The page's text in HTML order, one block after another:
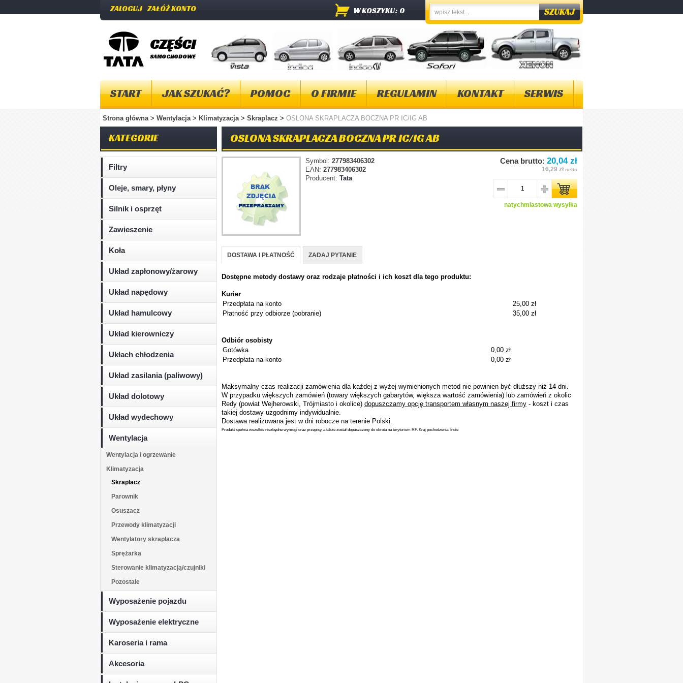
ZALOGUJ ZAŁÓŻ KONTO W KOSZYKU: 0
CZĘŚCI
SAMOCHODOWE
START JAK SZUKAĆ? POMOC O FIRMIE REGULAMIN KONTAKT SERWIS
Strona główna> Wentylacja > Klimatyzacja > Skraplacz > OSLONA SKRAPLACZA BOCZNA PR IC/IG AB
KATEGORIE
Filtry
Oleje, smary, płyny
Silnik i osprzęt
Zawieszenie
Koła
Układ zapłonowy/żarowy
Układ napędowy
Układ hamulcowy
Układ kierowniczy
Ukłach chłodzenia
Układ zasilania (paliwowy)
Układ dolotowy
Układ wydechowy
Wentylacja
Wentylacja i ogrzewanie
Klimatyzacja
Skraplacz
Parownik
Osuszacz
Przewody klimatyzacji
Wentylatory skraplacza
Sprężarka
Sterowanie klimatyzacją/czujniki
Pozostałe
Wyposażenie pojazdu
Wyposażenie elektryczne
Karoseria i rama
Akcesoria
OSLONA SKRAPLACZA BOCZNA PR IC/IG AB
Symbol: 277983406302
EAN: 277983406302
Producent: Tata
Cena brutto: 20,04 zł
16,29 zł netto
natychmiastowa wysyłka
DOSTAWA I PŁATNOŚĆ ZADAJ PYTANIE
Dostępne metody dostawy oraz rodzaje płatności i ich koszt dla tego produktu:
Kurier
Przedpłata na konto
25,00 zł
Płatność przy odbiorze (pobranie)
35,00 zł
Odbiór osobisty
Gotówka
0,00 zł
Przedpłata na konto
0,00 zł
Maksymalny czas realizacji zamówienia dla każdej z wyżej wymienionych metod nie powinien być dłuższy niż 14 dni.
W przypadku większych zamówień (towary większych gabarytów, większa wartość zamówienia) lub zamówień z okolic
Redy (powiat Wejherowski, Trójmiasto i okolice) dopuszczamy opcję transportem własnym naszej firmy - koszt i czas
takiej dostawy uzgodnimy indywidualnie.
Dostawa realizowana jest w dni robocze na terenie Polski.
Produkt spełnia wszelkie niezbędne wymogi oraz przepisy, a także został dopuszczony do obrotu na terytorium RP. Kraj pochodzenia: Indie